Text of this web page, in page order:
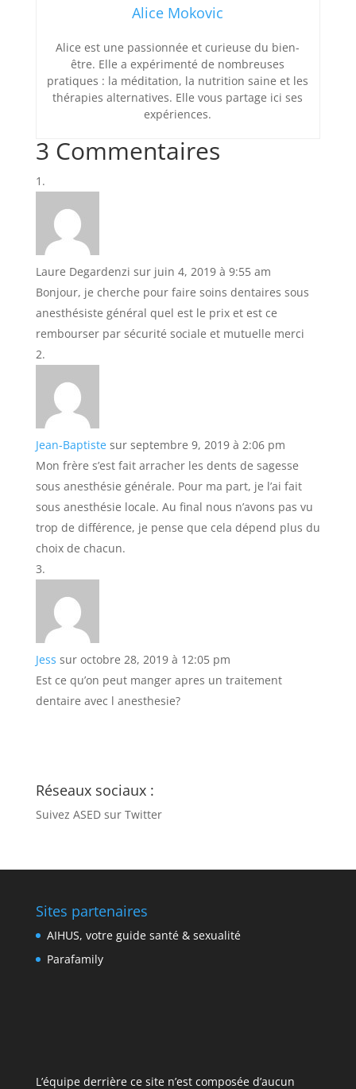
Alice Mokovic
Alice est une passionnée et curieuse du bien-
être. Elle a expérimenté de nombreuses
pratiques : la méditation, la nutrition saine et les
thérapies alternatives. Elle vous partage ici ses
expériences.
3 Commentaires
Laure Degardenzi sur juin 4, 2019 à 9:55 am
Bonjour, je cherche pour faire soins dentaires sous
anesthésiste général quel est le prix et est ce
rembourser par sécurité sociale et mutuelle merci
Jean-Baptiste sur septembre 9, 2019 à 2:06 pm
Mon frère s’est fait arracher les dents de sagesse
sous anesthésie générale. Pour ma part, je l’ai fait
sous anesthésie locale. Au final nous n’avons pas vu
trop de différence, je pense que cela dépend plus du
choix de chacun.
Jess sur octobre 28, 2019 à 12:05 pm
Est ce qu’on peut manger apres un traitement
dentaire avec l anesthesie?
Réseaux sociaux :
Suivez ASED sur Twitter
Sites partenaires
AIHUS, votre guide santé & sexualité
Parafamily
L’équipe derrière ce site n’est composée d’aucun